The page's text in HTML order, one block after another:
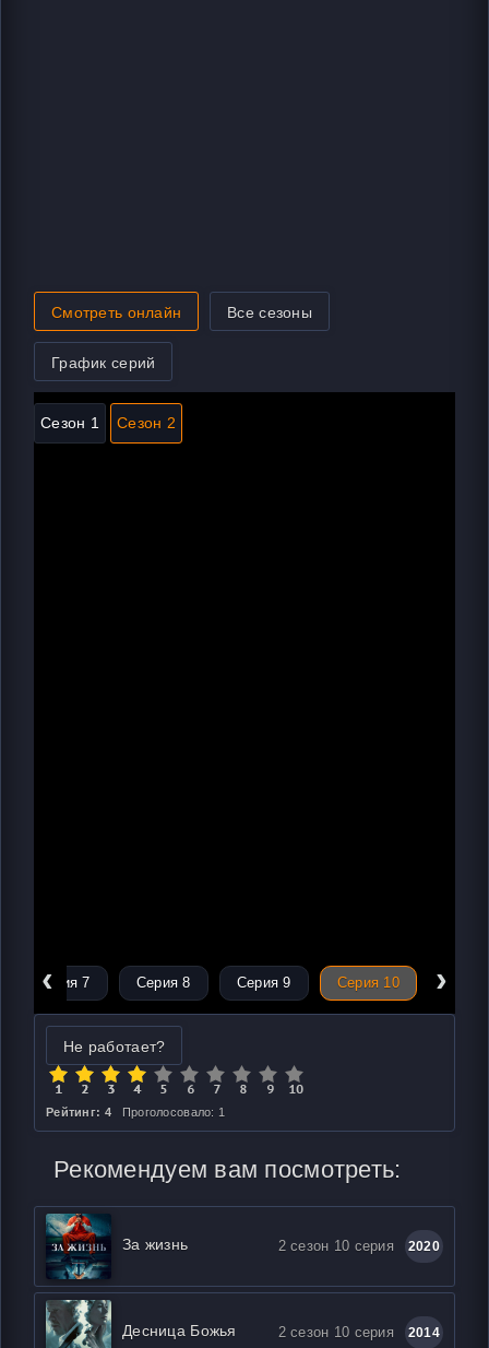
Смотреть онлайн Все сезоны
График серий
Сезон 1 Сезон 2
‹
Серия 7 Серия 8 Серия 9 Серия 10 ›
Не работает?
Рейтинг: 4 Проголосовало: 1
Рекомендуем вам посмотреть:
За жизнь 2 сезон 10 серия 2020
Десница Божья 2 сезон 10 серия 2014